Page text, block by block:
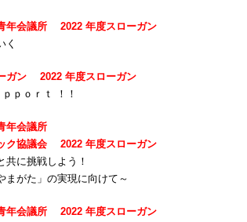
年会議所 2022 年度スローガン
く
ガン 2022 年度スローガン
ｐｏｒｔ ！！
年会議所
ク協議会 2022 年度スローガン
共に挑戦しよう！
まがた」の実現に向けて～
年会議所 2022 年度スローガン